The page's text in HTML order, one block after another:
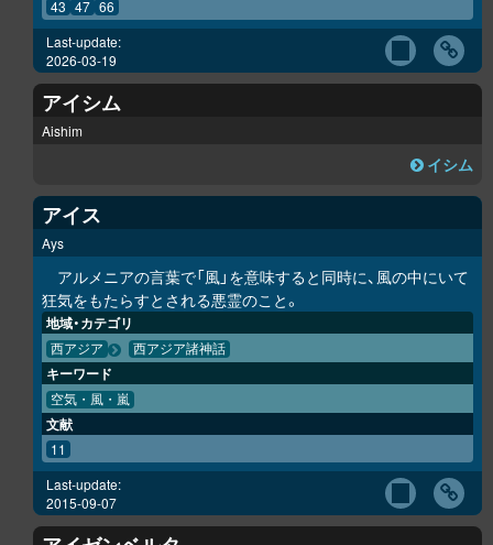
43 47 66
Last-update:
2026-03-19
アイシム
Aishim
イシム
アイス
Ays
アルメニアの言葉で「風」を意味すると同時に、風の中にいて
狂気をもたらすとされる悪霊のこと。
地域・カテゴリ
西アジア 西アジア諸神話
キーワード
空気・風・嵐
文献
11
Last-update:
2015-09-07